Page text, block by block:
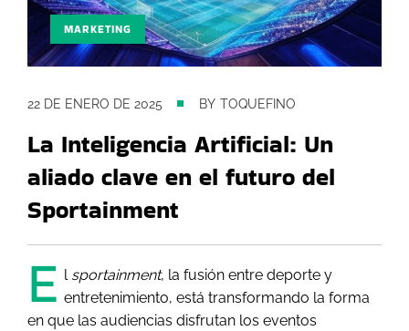
MARKETING
22 DE ENERO DE 2025 BY TOQUEFINO
La Inteligencia Artificial: Un
aliado clave en el futuro del
Sportainment
E l sportainment, la fusión entre deporte y
entretenimiento, está transformando la forma
en que las audiencias disfrutan los eventos